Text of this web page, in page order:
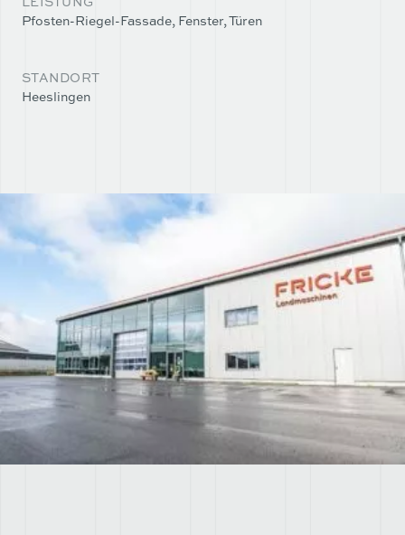
Pfosten-Riegel-Fassade, Fenster, Türen
STANDORT
Heeslingen